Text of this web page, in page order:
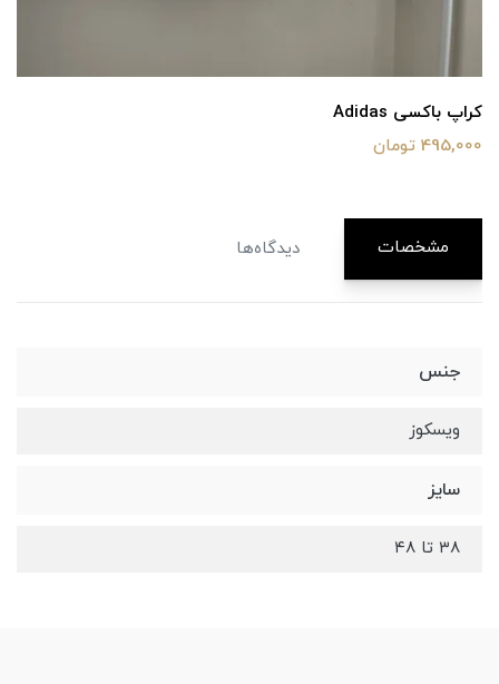
کراپ باکسی Adidas
495,000 تومان
مشخصات دیدگاه‌ها
جنس
ویسکوز
سایز
۳۸ تا ۴۸